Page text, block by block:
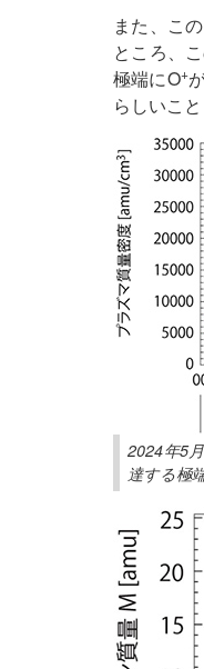
また、こ
ところ、
極端にO+
らしいこと
2024年5
達する極